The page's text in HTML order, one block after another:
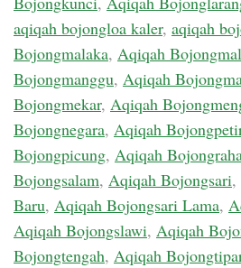
aqiqah bojongloa kaler, aqiqah
Bojongmalaka, Aqiqah
Bojongmanggu, Aqiqah
Bojongmekar, Aqiqah
Bojongnegara, Aqiqah
Bojongpicung, Aqiqah
Bojongsalam, Aqiqah Bojongsari,
Baru, Aqiqah Bojongsari Lama,
Aqiqah Bojongslawi, Aqiqah
Bojongtengah, Aqiqah